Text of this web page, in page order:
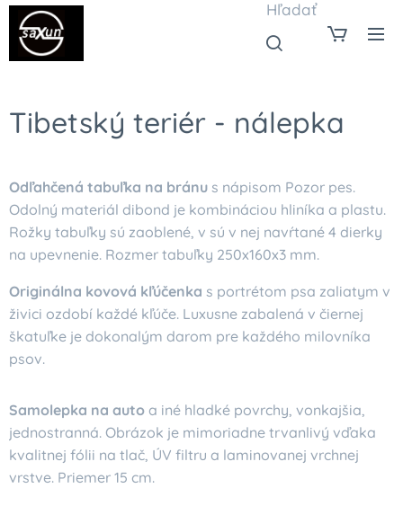
Hľadať
Tibetský teriér - nálepka
Odľahčená tabuľka na bránu s nápisom Pozor pes.
Odolný materiál dibond je kombináciou hliníka a plastu.
Rožky tabuľky sú zaoblené, v sú v nej navŕtané 4 dierky
na upevnenie. Rozmer tabuľky 250x160x3 mm.
Originálna kovová kľúčenka s portrétom psa zaliatym v
živici ozdobí každé kľúče. Luxusne zabalená v čiernej
škatuľke je dokonalým darom pre každého milovníka
psov.
Samolepka na auto a iné hladké povrchy, vonkajšia,
jednostranná. Obrázok je mimoriadne trvanlivý vďaka
kvalitnej fólii na tlač, ÚV filtru a laminovanej vrchnej
vrstve. Priemer 15 cm.